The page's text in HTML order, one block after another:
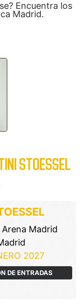
Encuentra los
Madrid.
STOESSEL
Madrid
2027
DE ENTRADAS